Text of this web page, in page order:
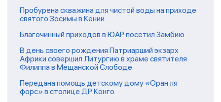
Пробурена скважина для чистой воды на приходе
святого Зосимы в Кении
Благочинный приходов в ЮАР посетил Замбию
В день своего рождения Патриарший экзарх
Африки совершил Литургию в храме святителя
Филиппа в Мещанской Слободе
Передана помощь детскому дому «Оран ля
форс» в столице ДР Конго